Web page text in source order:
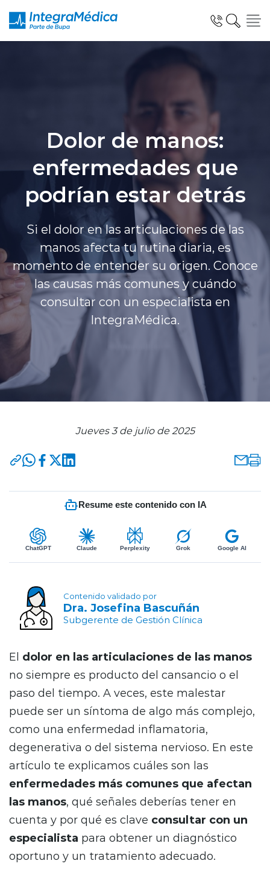
Telemedicina Blua
Clínicas Dentales
Planes y Convenios
Pacientes Fonasa
Mi Portal Bupa
Dolor de manos:
enfermedades que
podrían estar detrás
Si el dolor en las articulaciones de las
manos afecta tu rutina diaria, es
momento de entender su origen. Conoce
las causas más comunes y cuándo
consultar con un especialista en
IntegraMédica.
Jueves 3 de julio de 2025
Resume este contenido con IA
ChatGPT Claude Perplexity Grok Google AI
Contenido validado por
Dra. Josefina Bascuñán
Subgerente de Gestión Clínica
El dolor en las articulaciones de las manos
no siempre es producto del cansancio o el
paso del tiempo. A veces, este malestar
puede ser un síntoma de algo más complejo,
como una enfermedad inflamatoria,
degenerativa o del sistema nervioso. En este
artículo te explicamos cuáles son las
enfermedades más comunes que afectan
las manos, qué señales deberías tener en
cuenta y por qué es clave consultar con un
especialista para obtener un diagnóstico
oportuno y un tratamiento adecuado.